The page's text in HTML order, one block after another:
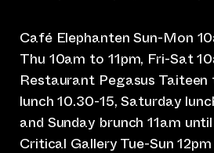
Café Elephanten Sun-Mon
Thu 10am to 11pm, Fri-Sat
Restaurant Pegasus
lunch 10.30-15, Saturday
and Sunday brunch 11am
Critical Gallery Tue-Sun